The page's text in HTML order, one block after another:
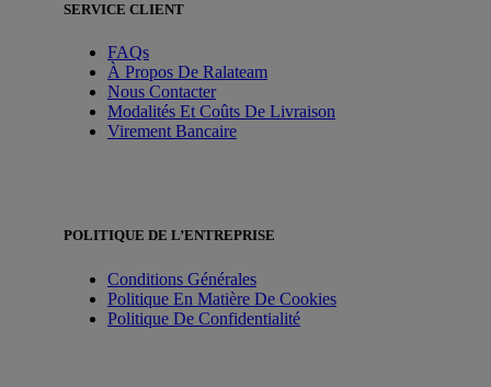
SERVICE CLIENT
FAQs
À Propos De Ralateam
Nous Contacter
Modalités Et Coûts De Livraison
Virement Bancaire
POLITIQUE DE L’ENTREPRISE
Conditions Générales
Politique En Matière De Cookies
Politique De Confidentialité